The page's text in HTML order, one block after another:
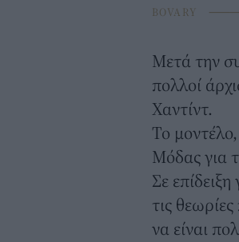
BOVARY ⸻
Μετά την
πολλοί
Χαντίντ.
Το
Μόδας για
Σε
τις
να είναι